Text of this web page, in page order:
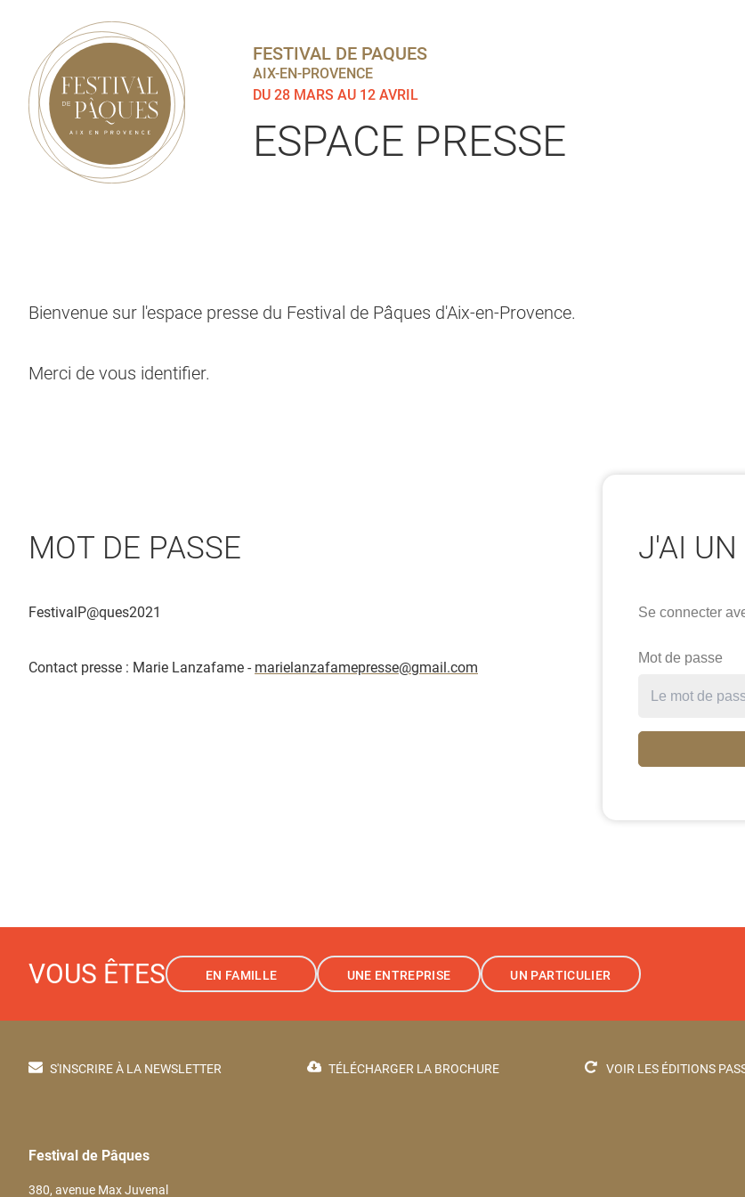
FESTIVAL DE PAQUES
AIX-EN-PROVENCE
DU 28 MARS AU 12 AVRIL
ESPACE PRESSE
Bienvenue sur l'espace presse du Festival de Pâques d'Aix-en-Provence.
Merci de vous identifier.
MOT DE PASSE
FestivalP@ques2021
Contact presse : Marie Lanzafame - marielanzafamepresse@gmail.com
J'AI UN
Se connecter
Mot de passe
VOUS ÊTES EN FAMILLE UNE ENTREPRISE UN PARTICULIER
S'INSCRIRE À LA NEWSLETTER TÉLÉCHARGER LA BROCHURE VOIR LES ÉDITIONS
Festival de Pâques
380, avenue Max Juvenal